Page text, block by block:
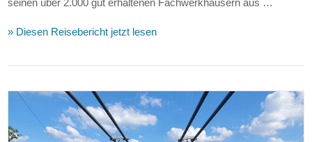
VIEW POST
seinen über 2.000 gut erhaltenen Fachwerkhäusern aus …
» Diesen Reisebericht jetzt lesen